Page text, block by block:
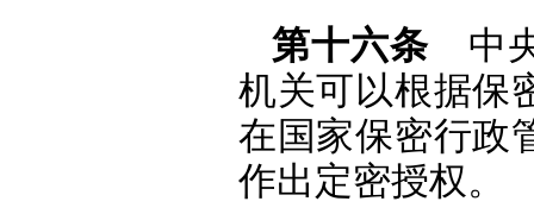
第十六条中央
机关可以根据保
在国家保密行政
作出定密授权。